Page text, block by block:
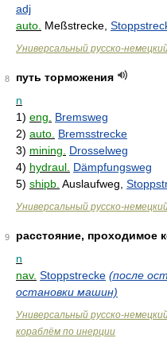
adj
auto. Meßstrecke,
Универсальный русско-
8
путь торможения
n
1) eng.
Bremsweg
2) auto. Bremsstrecke
3) mining.
Drosselweg
4) hydraul. Dämpfungsweg
5) shipb. Auslaufweg,
Универсальный русско-
9
расстояние, проходимое
n
nav. Stoppstrecke (после
остановки машин)
Универсальный русско-
кораблём по инерции